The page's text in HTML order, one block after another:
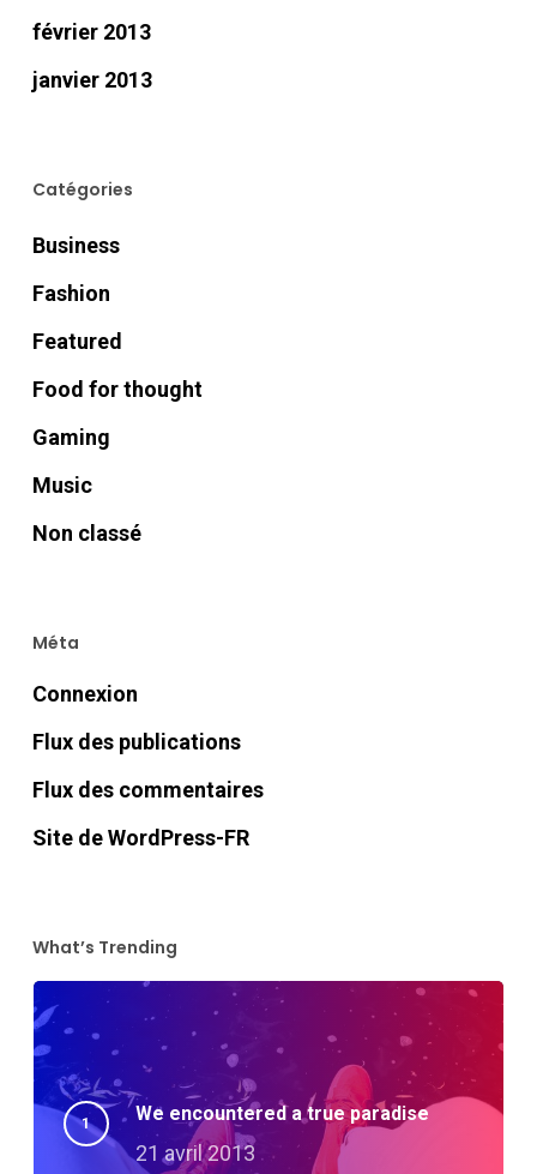
février 2013
janvier 2013
Catégories
Business
Fashion
Featured
Food for thought
Gaming
Music
Non classé
Méta
Connexion
Flux des publications
Flux des commentaires
Site de WordPress-FR
What’s Trending
We encountered a true paradise
21 avril 2013